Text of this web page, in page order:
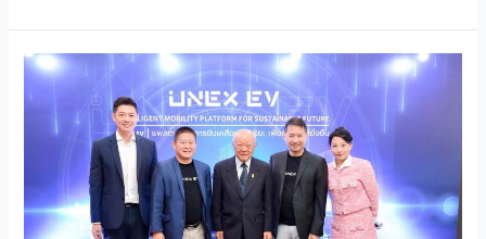
แถลง
ข่าว
UNEX
EV